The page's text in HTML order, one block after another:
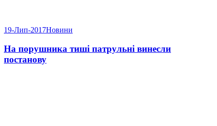
19-Лип-2017Новини
На порушника тиші патрульні винесли
постанову